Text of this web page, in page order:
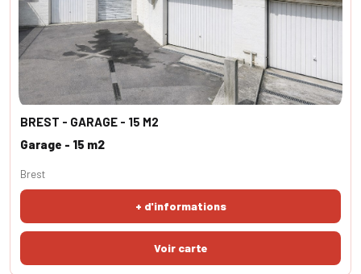
BREST - GARAGE - 15 M2
Garage - 15 m2
+ d'informations
Brest